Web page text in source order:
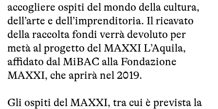
accogliere ospiti del mondo della cultura,
dell’arte e dell’imprenditoria. Il ricavato
della raccolta fondi verrà devoluto per
metà al progetto del MAXXI L’Aquila,
affidato dal MiBAC alla Fondazione
MAXXI, che aprirà nel 2019.
Gli ospiti del MAXXI, tra cui è prevista la